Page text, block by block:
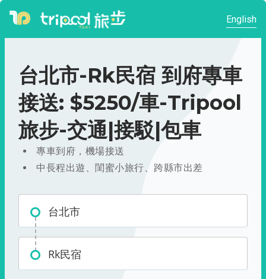
English
台北市-Rk民宿 到府專車
接送: $5250/車-Tripool
旅步-交通|接駁|包車
專車到府，機場接送
中長程出遊、閨蜜小旅行、跨縣市出差
台北市
Rk民宿